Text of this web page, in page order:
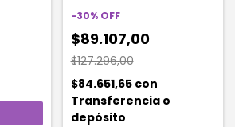
-30% OFF
$89.107,00
$127.296,00
$84.651,65 con
Transferencia o
depósito